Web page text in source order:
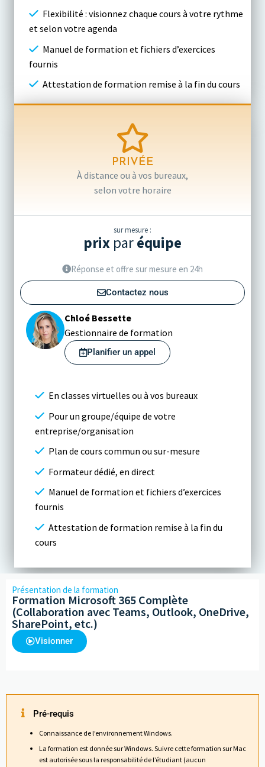
Flexibilité : visionnez chaque cours à votre rythme
et selon votre agenda
Manuel de formation et fichiers d’exercices
fournis
Attestation de formation remise à la fin du cours
PRIVÉE
À distance ou à vos bureaux,
selon votre horaire
sur mesure :
prix paréquipe
Réponse et offre sur mesure en 24h
Contactez nous
Chloé Bessette
Gestionnaire de formation
Planifier un appel
En classes virtuelles ou à vos bureaux
Pour un groupe/équipe de votre
entreprise/organisation
Plan de cours commun ou sur-mesure
Formateur dédié, en direct
Manuel de formation et fichiers d’exercices
fournis
Attestation de formation remise à la fin du
cours
Présentation de la formation
Formation Microsoft 365 Complète
(Collaboration avec Teams, Outlook, OneDrive,
SharePoint, etc.)
Visionner
Pré-requis
Connaissance de l’environnement Windows.
La formation est donnée sur Windows. Suivre cette formation sur Mac
est autorisée sous la responsabilité de l’étudiant (aucun